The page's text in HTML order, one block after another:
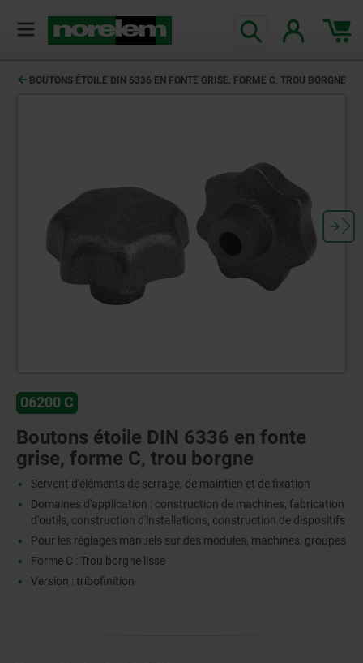
BOUTONS ÉTOILE DIN 6336 EN FONTE GRISE, FORME C, TROU BORGNE
06200 C
Boutons étoile DIN 6336 en fonte
grise, forme C, trou borgne
Servent d'éléments de serrage, de maintien et de fixation
Domaines d'application : construction de machines, fabrication
d'outils, construction d'installations, construction de dispositifs
Pour les réglages manuels sur des modules, machines, groupes
Forme C : Trou borgne lisse
Version : tribofinition